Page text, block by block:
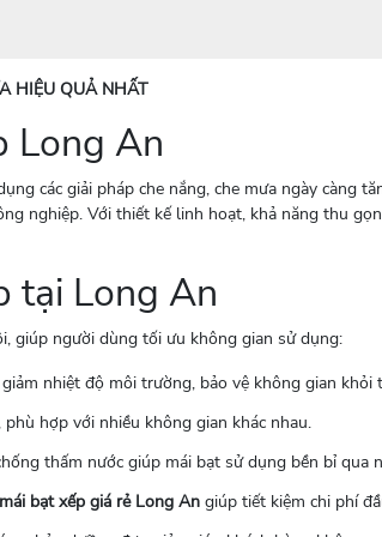
HIỆU QUẢ NHẤT
Long An
các giải pháp che nắng, che mưa ngày càng
nghiệp. Với thiết kế linh hoạt, khả năng thu
tại Long An
giúp người dùng tối ưu không gian sử dụng:
nhiệt độ môi trường, bảo vệ không gian khỏi
hợp với nhiều không gian khác nhau.
thấm nước giúp mái bạt sử dụng bền bỉ qua
mái bạt xếp giá rẻ Long An giúp tiết kiệm chi phí